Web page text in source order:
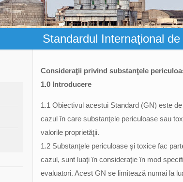
Standardul Internaţional
Consideraţii privind substanţele
1.0 Introducere
1.1 Obiectivul acestui Standard (GN) este
cazul în care substanţele periculoase sau
valorile proprietăţii.
1.2 Substanţele periculoase şi toxice fac
cazul, sunt luaţi în consideraţie în mod
evaluatori. Acest GN se limitează numai la